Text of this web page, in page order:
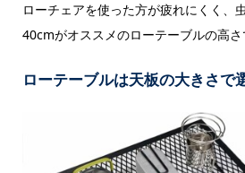
ローチェアを使った方が疲れにくく、
40cmがオススメのローテーブルの高さ
ローテーブルは天板の大きさで